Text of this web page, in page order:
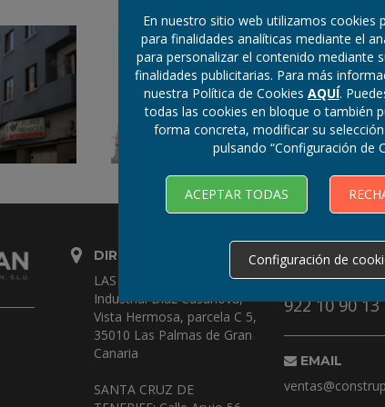
En nuestro sitio web utilizamos cookies
para finalidades analíticas mediante el
para personalizar el contenido mediante
finalidades publicitarias. Para más
nuestra Política de Cookies AQUÍ.
todas las cookies en bloque o también
forma concreta, modificar su
pulsando “Configuración de
ACEPTAR TODAS
Configuración de
DIRECCIONES
LAS PALMAS: Urbanización
Industrial Díaz Casanova,
Vista Hermosa, parcela C 5,
35010 Las Palmas de Gran
Canaria
SANTA CRUZ DE
TELÉFONOS
928 49 30 30
922 10 90 13
EMAIL